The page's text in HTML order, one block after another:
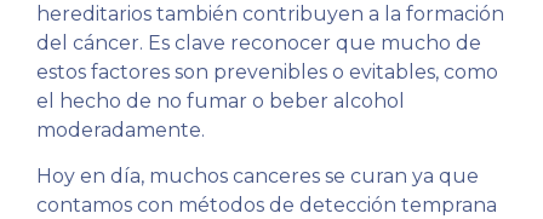
hereditarios también contribuyen a la formación
del cáncer. Es clave reconocer que mucho de
estos factores son prevenibles o evitables, como
el hecho de no fumar o beber alcohol
moderadamente.
Hoy en día, muchos canceres se curan ya que
contamos con métodos de detección temprana